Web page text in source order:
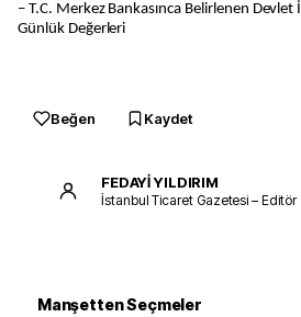
– T.C. Merkez Bankasınca Belirlenen
Günlük Değerleri
Beğen Kaydet
FEDAYİ YILDIRIM
İstanbul Ticaret Gazetesi – Editör
Manşetten Seçmeler